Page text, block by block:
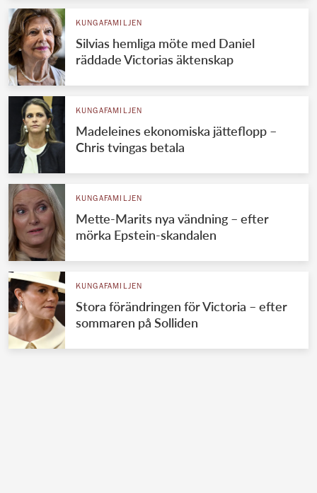
KUNGAFAMILJEN
Silvias hemliga möte med Daniel
räddade Victorias äktenskap
KUNGAFAMILJEN
Madeleines ekonomiska jätteflopp –
Chris tvingas betala
KUNGAFAMILJEN
Mette-Marits nya vändning – efter
mörka Epstein-skandalen
KUNGAFAMILJEN
Stora förändringen för Victoria – efter
sommaren på Solliden